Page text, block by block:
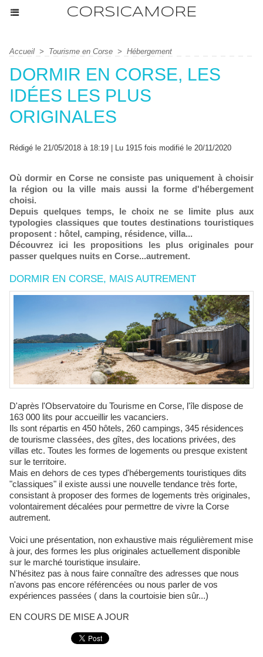
CORSICAMORE
Accueil > Tourisme en Corse > Hébergement
DORMIR EN CORSE, LES
IDÉES LES PLUS
ORIGINALES
Rédigé le 21/05/2018 à 18:19 | Lu 1915 fois modifié le 20/11/2020
Où dormir en Corse ne consiste pas uniquement à choisir
la région ou la ville mais aussi la forme d'hébergement
choisi.
Depuis quelques temps, le choix ne se limite plus aux
typologies classiques que toutes destinations touristiques
proposent : hôtel, camping, résidence, villa...
Découvrez ici les propositions les plus originales pour
passer quelques nuits en Corse...autrement.
DORMIR EN CORSE, MAIS AUTREMENT
D'après l'Observatoire du Tourisme en Corse, l'île dispose de
163 000 lits pour accueillir les vacanciers.
Ils sont répartis en 450 hôtels, 260 campings, 345 résidences
de tourisme classées, des gîtes, des locations privées, des
villas etc. Toutes les formes de logements ou presque existent
sur le territoire.
Mais en dehors de ces types d'hébergements touristiques dits
"classiques" il existe aussi une nouvelle tendance très forte,
consistant à proposer des formes de logements très originales,
volontairement décalées pour permettre de vivre la Corse
autrement.
Voici une présentation, non exhaustive mais régulièrement mise
à jour, des formes les plus originales actuellement disponible
sur le marché touristique insulaire.
N'hésitez pas à nous faire connaître des adresses que nous
n'avons pas encore référencées ou nous parler de vos
expériences passées ( dans la courtoisie bien sûr...)
EN COURS DE MISE A JOUR